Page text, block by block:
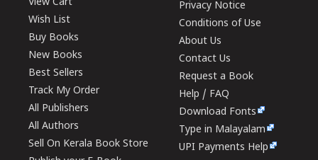
View Cart
Wish List
Buy Books
New Books
Best Sellers
Track My Order
All Publishers
All Authors
Sell On Kerala Book Store
Privacy Notice
Conditions of Use
About Us
Contact Us
Request a Book
Help / FAQ
Download Fonts
Type in Malayalam
UPI Payments Help